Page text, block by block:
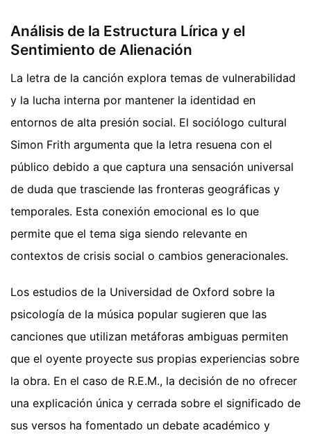
Análisis de la Estructura Lírica y el
Sentimiento de Alienación
La letra de la canción explora temas de vulnerabilidad
y la lucha interna por mantener la identidad en
entornos de alta presión social. El sociólogo cultural
Simon Frith argumenta que la letra resuena con el
público debido a que captura una sensación universal
de duda que trasciende las fronteras geográficas y
temporales. Esta conexión emocional es lo que
permite que el tema siga siendo relevante en
contextos de crisis social o cambios generacionales.
Los estudios de la Universidad de Oxford sobre la
psicología de la música popular sugieren que las
canciones que utilizan metáforas ambiguas permiten
que el oyente proyecte sus propias experiencias sobre
la obra. En el caso de R.E.M., la decisión de no ofrecer
una explicación única y cerrada sobre el significado de
sus versos ha fomentado un debate académico y